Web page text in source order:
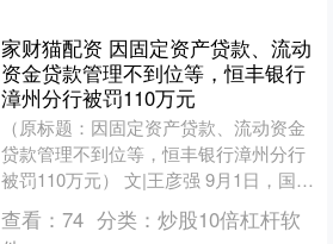
家财猫配资 因固定资产贷款、流动
资金贷款管理不到位等，恒丰银行
漳州分行被罚110万元
（原标题：因固定资产贷款、流动资金
贷款管理不到位等，恒丰银行漳州分行
被罚110万元） 文|王彦强 9月1日，国家
金融监管总局漳州金融监管分局行政处
罚信息公示表显....
查看： 74 分类： 炒股10倍杠杆软